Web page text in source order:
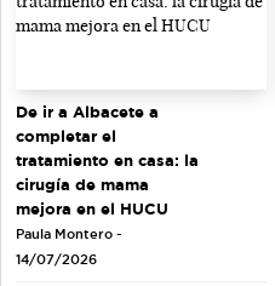
De ir a Albacete a
completar el
tratamiento en casa: la
cirugía de mama
mejora en el HUCU
Paula Montero -
14/07/2026